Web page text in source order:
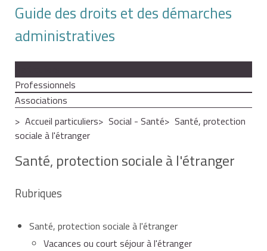
Guide des droits et des démarches
administratives
Professionnels
Associations
Accueil particuliers
Social - Santé
Santé, protection
sociale à l'étranger
Santé, protection sociale à l'étranger
Rubriques
Santé, protection sociale à l'étranger
Vacances ou court séjour à l'étranger